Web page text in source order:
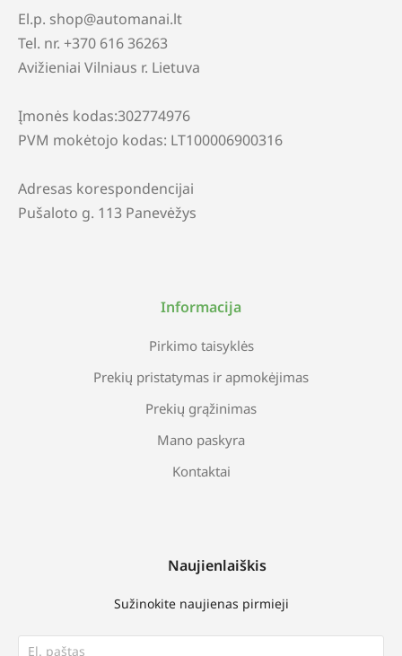
El.p. shop@automanai.lt
Tel. nr. +370 616 36263
Avižieniai Vilniaus r. Lietuva
Įmonės kodas:302774976
PVM mokėtojo kodas: LT100006900316
Adresas korespondencijai
Pušaloto g. 113 Panevėžys
Informacija
Pirkimo taisyklės
Prekių pristatymas ir apmokėjimas
Prekių grąžinimas
Mano paskyra
Kontaktai
Naujienlaiškis
Sužinokite naujienas pirmieji